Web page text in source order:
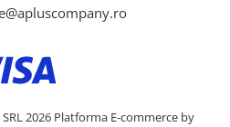
2026 Platforma E-commerce by